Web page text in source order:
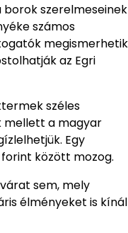
borok szerelmeseinek
számos
megismerhetik
az Egri
széles
mellett a magyar
Egy
között mozog.
sem, mely
élményeket is kínál